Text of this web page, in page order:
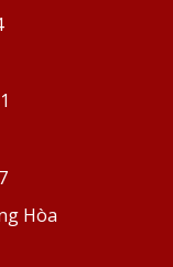
Hòa